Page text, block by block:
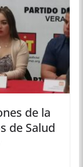
de la
de Salud